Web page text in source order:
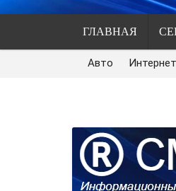
ГЛАВНАЯ
Авто Интернет